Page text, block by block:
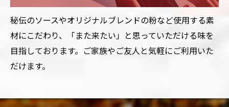
秘伝のソースやオリジナルブレンドの粉など使用する素
材にこだわり、「また来たい」と思っていただける味を
目指しております。ご家族やご友人と気軽にご利用いた
だけます。